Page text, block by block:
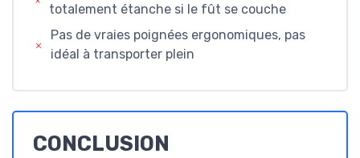
totalement étanche si le fût se couche
Pas de vraies poignées ergonomiques, pas
idéal à transporter plein
CONCLUSION